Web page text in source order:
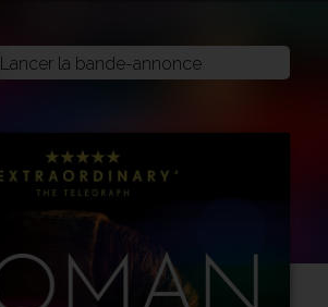
Lancer la bande-annonce